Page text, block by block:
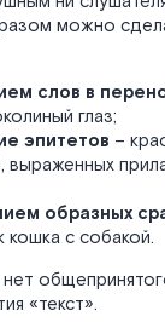
можно
слов в
глаз;
эпитетов –
выраженных
образных
кошка с собакой.
«текст».